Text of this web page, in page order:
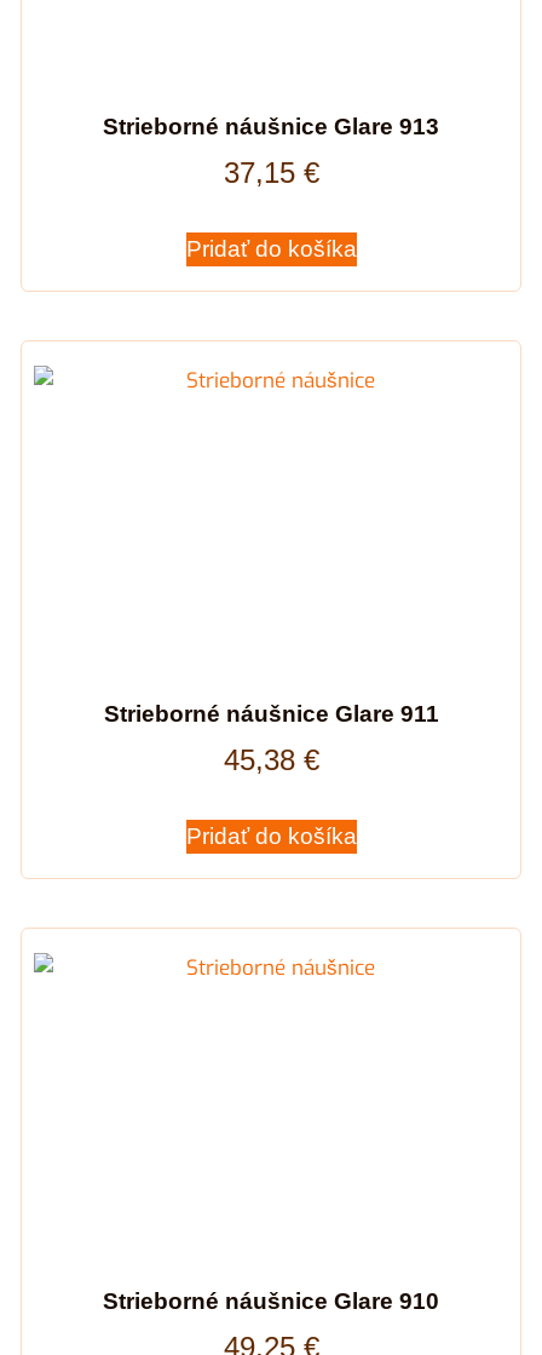
Strieborné náušnice Glare 913
37,15 €
Pridať do košíka
Strieborné náušnice Glare 911
45,38 €
Pridať do košíka
Strieborné náušnice Glare 910
49,25 €